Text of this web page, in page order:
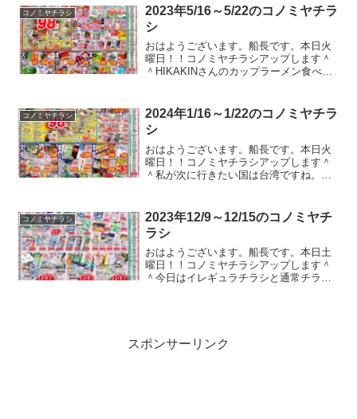
力が必要なのか、きっかけで何とかなる
のか、今で来てないからわ...
コノミヤチラシ
2023年5/16～5/22のコノミヤチラ
シ
おはようございます。船長です。本日火
曜日！！コノミヤチラシアップします＾
＾HIKAKINさんのカップラーメン食べて
てしまった感じですね。食べ物を転売屋
から買うなんて怖す...
コノミヤチラシ
2024年1/16～1/22のコノミヤチラ
シ
おはようございます。船長です。本日火
曜日！！コノミヤチラシアップします＾
＾私が次に行きたい国は台湾ですね。な
たのでコノミヤチラシ以外もアップして
いる本編ブログの方でアッ...
コノミヤチラシ
2023年12/9～12/15のコノミヤチ
ラシ
おはようございます。船長です。本日土
曜日！！コノミヤチラシアップします＾
＾今日はイレギュラチラシと通常チラシ
スポンサーリンク